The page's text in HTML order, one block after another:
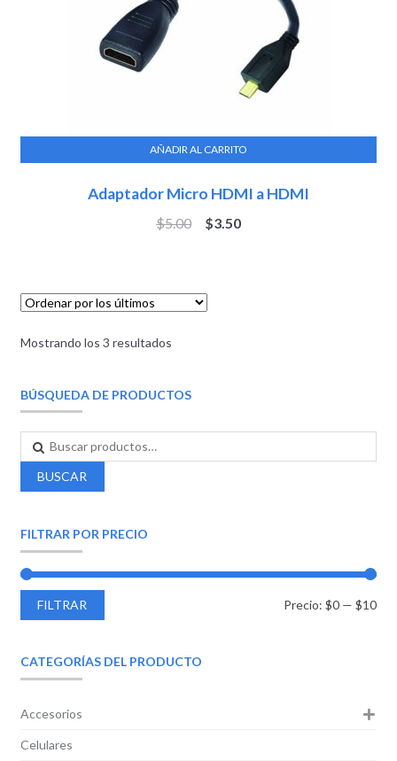
Adaptador Micro HDMI a HDMI
$5.00 $3.50
AÑADIR AL CARRITO
Mostrando los 3 resultados
BÚSQUEDA DE PRODUCTOS
BUSCAR
FILTRAR POR PRECIO
FILTRAR Precio:$0 —$10
CATEGORÍAS DEL PRODUCTO
Accesorios
Celulares